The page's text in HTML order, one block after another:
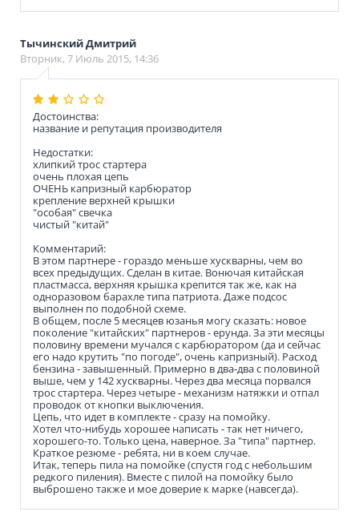
Тычинский Дмитрий
Вторник, 7 Июль 2015, 14:36
Достоинства:
название и репутация производителя
Недостатки:
хлипкий трос стартера
очень плохая цепь
ОЧЕНЬ капризный карбюратор
крепление верхней крышки
"особая" свечка
чистый "китай"
Комментарий:
В этом партнере - гораздо меньше хускварны, чем во
всех предыдущих. Сделан в китае. Вонючая китайская
пластмасса, верхняя крышка крепится так же, как на
одноразовом барахле типа патриота. Даже подсос
выполнен по подобной схеме.
В общем, после 5 месяцев юзанья могу сказать: новое
поколение "китайских" партнеров - ерунда. За эти месяцы
половину времени мучался с карбюратором (да и сейчас
его надо крутить "по погоде", очень капризный). Расход
бензина - завышенный. Примерно в два-два с половиной
выше, чем у 142 хускварны. Через два месяца порвался
трос стартера. Через четыре - механизм натяжки и отпал
проводок от кнопки выключения.
Цепь, что идет в комплекте - сразу на помойку.
Хотел что-нибудь хорошее написать - так нет ничего,
хорошего-то. Только цена, наверное. За "типа" партнер.
Краткое резюме - ребята, ни в коем случае.
Итак, теперь пила на помойке (спустя год с небольшим
редкого пиления). Вместе с пилой на помойку было
выброшено также и мое доверие к марке (навсегда).